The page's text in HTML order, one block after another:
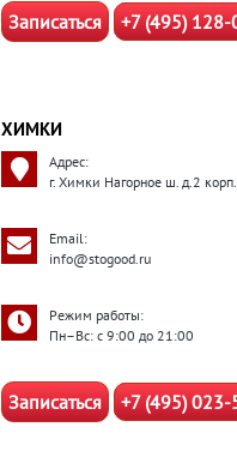
Записаться +7 (495)
ХИМКИ
Адрес:
г. Химки Нагорное ш. д.2
Email:
info@stogood.ru
Режим работы:
Пн–Вс: с 9:00 до 21:00
Записаться +7 (495)